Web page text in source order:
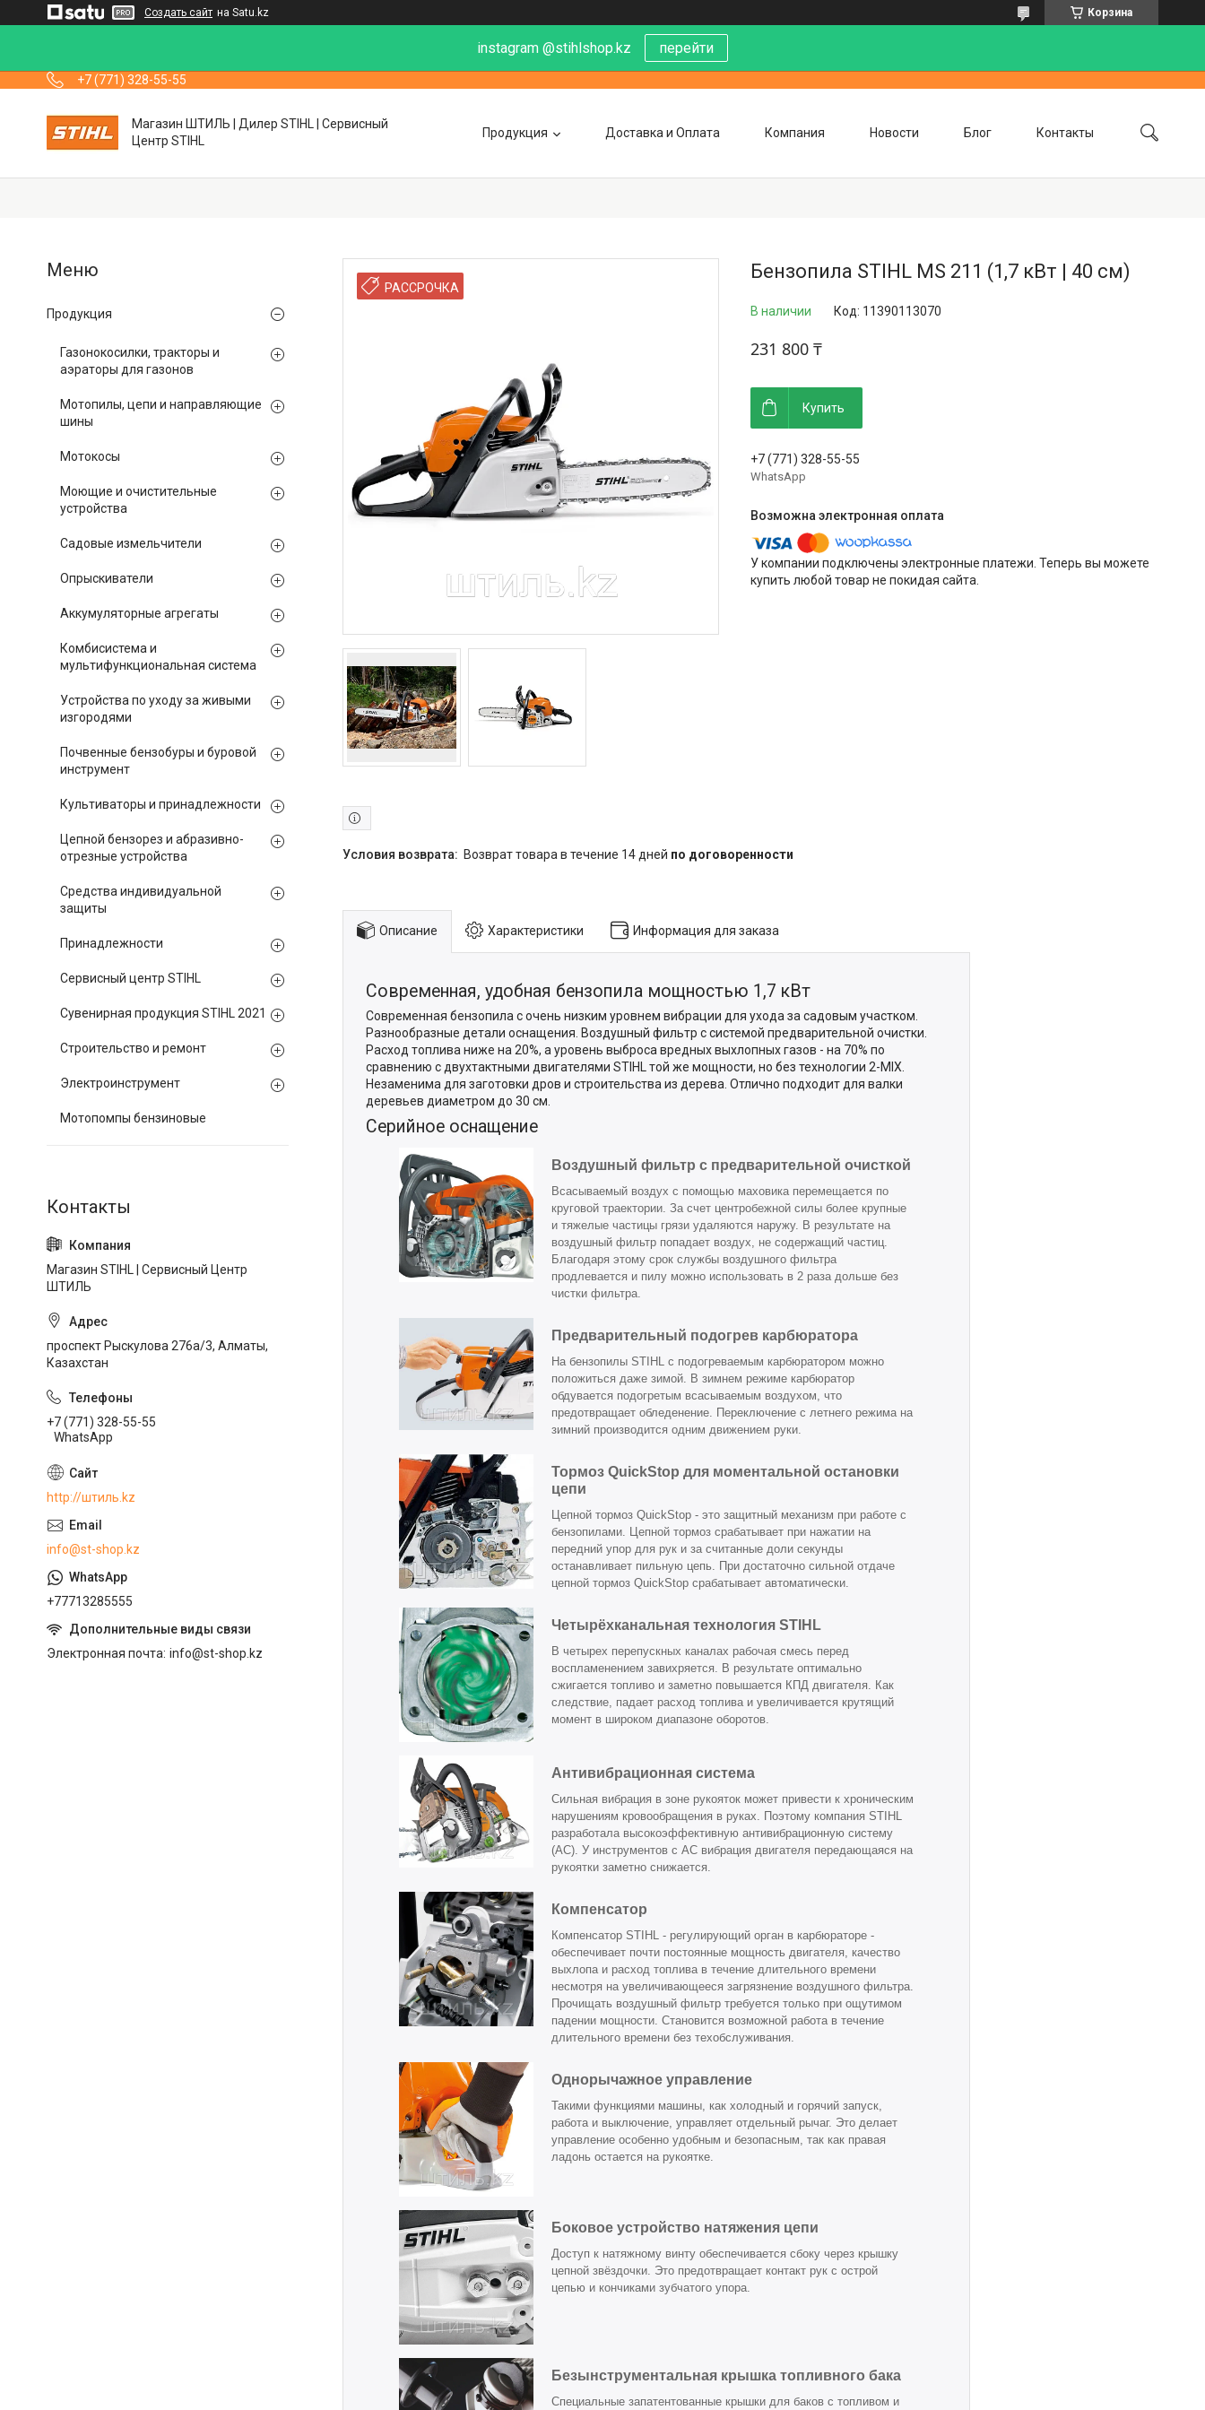
Создать сайт на Satu.kz Корзина
instagram @stihlshop.kz перейти
+7 (771) 328-55-55
Магазин ШТИЛЬ | Дилер STIHL | Сервисный
Центр STIHL
Продукция Доставка и Оплата Компания Новости Блог Контакты
РАССРОЧКА
Бензопила STIHL MS 211 (1,7 кВт | 40 см)
В наличии Код: 11390113070
231 800 ₸
Купить
+7 (771) 328-55-55
WhatsApp
У компании подключены электронные платежи. Теперь вы можете
купить любой товар не покидая сайта.
возврат товара в течение 14 дней по договоренности
Описание Характеристики Информация для заказа
Современная, удобная бензопила мощностью 1,7 кВт
Современная бензопила с очень низким уровнем вибрации для ухода за садовым участком.
Разнообразные детали оснащения. Воздушный фильтр с системой предварительной очистки.
Расход топлива ниже на 20%, а уровень выброса вредных выхлопных газов - на 70% по
сравнению с двухтактными двигателями STIHL той же мощности, но без технологии 2-MIX.
Незаменима для заготовки дров и строительства из дерева. Отлично подходит для валки
деревьев диаметром до 30 см.
Серийное оснащение
Воздушный фильтр с предварительной очисткой
Всасываемый воздух с помощью маховика перемещается по
круговой траектории. За счет центробежной силы более крупные
и тяжелые частицы грязи удаляются наружу. В результате на
воздушный фильтр попадает воздух, не содержащий частиц.
Благодаря этому срок службы воздушного фильтра
продлевается и пилу можно использовать в 2 раза дольше без
чистки фильтра.
Предварительный подогрев карбюратора
На бензопилы STIHL с подогреваемым карбюратором можно
положиться даже зимой. В зимнем режиме карбюратор
обдувается подогретым всасываемым воздухом, что
предотвращает обледенение. Переключение с летнего режима на
зимний производится одним движением руки.
Тормоз QuickStop для моментальной остановки
цепи
Цепной тормоз QuickStop - это защитный механизм при работе с
бензопилами. Цепной тормоз срабатывает при нажатии на
передний упор для рук и за считанные доли секунды
останавливает пильную цепь. При достаточно сильной отдаче
цепной тормоз QuickStop срабатывает автоматически.
Четырёхканальная технология STIHL
В четырех перепускных каналах рабочая смесь перед
воспламенением завихряется. В результате оптимально
сжигается топливо и заметно повышается КПД двигателя. Как
следствие, падает расход топлива и увеличивается крутящий
момент в широком диапазоне оборотов.
Антивибрационная система
Сильная вибрация в зоне рукояток может привести к хроническим
нарушениям кровообращения в руках. Поэтому компания STIHL
разработала высокоэффективную антивибрационную систему
(АС). У инструментов с АС вибрация двигателя передающаяся на
рукоятки заметно снижается.
Компенсатор
Компенсатор STIHL - регулирующий орган в карбюраторе -
обеспечивает почти постоянные мощность двигателя, качество
выхлопа и расход топлива в течение длительного времени
несмотря на увеличивающееся загрязнение воздушного фильтра.
Прочищать воздушный фильтр требуется только при ощутимом
падении мощности. Становится возможной работа в течение
длительного времени без техобслуживания.
Однорычажное управление
Такими функциями машины, как холодный и горячий запуск,
работа и выключение, управляет отдельный рычаг. Это делает
управление особенно удобным и безопасным, так как правая
ладонь остается на рукоятке.
Боковое устройство натяжения цепи
Доступ к натяжному винту обеспечивается сбоку через крышку
цепной звёздочки. Это предотвращает контакт рук с острой
цепью и кончиками зубчатого упора.
Безынструментальная крышка топливного бака
Специальные запатентованные крышки для баков с топливом и
Продукция
Газонокосилки, тракторы и
аэраторы для газонов
Мотопилы, цепи и направляющие
шины
Мотокосы
Моющие и очистительные
устройства
Садовые измельчители
Опрыскиватели
Аккумуляторные агрегаты
Комбисистема и
мультифункциональная система
Устройства по уходу за живыми
изгородями
Почвенные бензобуры и буровой
инструмент
Культиваторы и принадлежности
Цепной бензорез и абразивно-
отрезные устройства
Средства индивидуальной
защиты
Принадлежности
Сервисный центр STIHL
Сувенирная продукция STIHL 2021
Строительство и ремонт
Электроинструмент
Мотопомпы бензиновые
Магазин STIHL | Сервисный Центр
ШТИЛЬ
проспект Рыскулова 276а/3, Алматы,
Казахстан
+7 (771) 328-55-55
WhatsApp
http://штиль.kz
info@st-shop.kz
+77713285555
Электронная почта info@st-shop.kz